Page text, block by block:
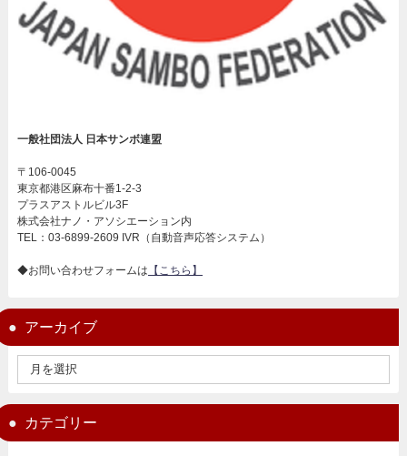
一般社団法人 日本サンボ連盟
〒106-0045
東京都港区麻布十番1-2-3
プラスアストルビル3F
株式会社ナノ・アソシエーション内
TEL：03-6899-2609 IVR（自動音声応答システム）
◆お問い合わせフォームは 【こちら】
アーカイブ
カテゴリー